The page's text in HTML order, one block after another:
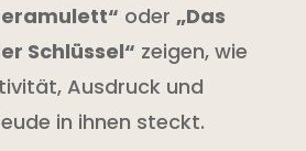
oder „Das
Schlüssel“ zeigen, wie
Ausdruck und
in ihnen steckt.